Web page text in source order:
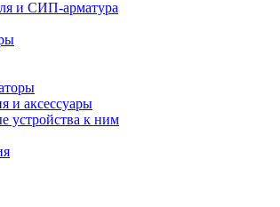
и СИП-арматура
и аксессуары
устройства к ним